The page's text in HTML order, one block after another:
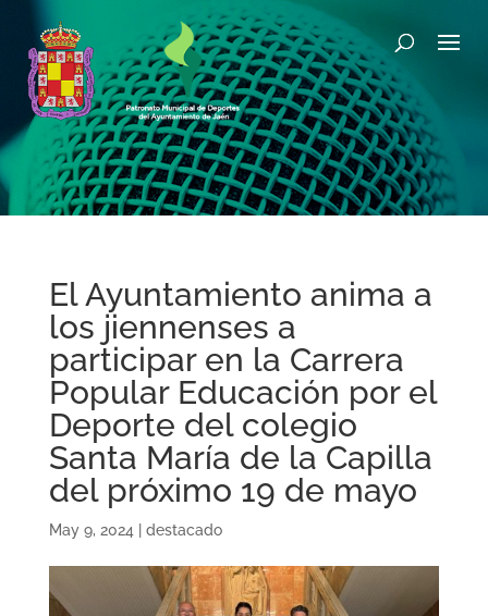
El Ayuntamiento anima a
los jiennenses a
participar en la Carrera
Popular Educación por el
Deporte del colegio
Santa María de la Capilla
del próximo 19 de mayo
May 9, 2024 destacado